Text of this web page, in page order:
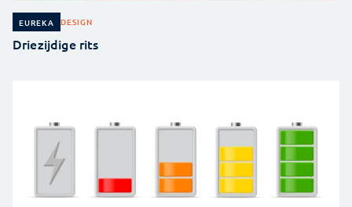
EUREKA DESIGN
Driezijdige rits